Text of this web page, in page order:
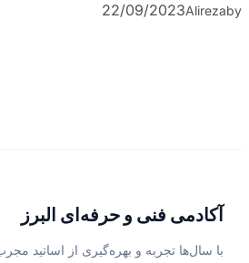
by
Alireza
22/09/2023
آکادمی فنی و حرفه‌ای البرز
با سال‌ها تجربه و بهره‌گیری از اساتید